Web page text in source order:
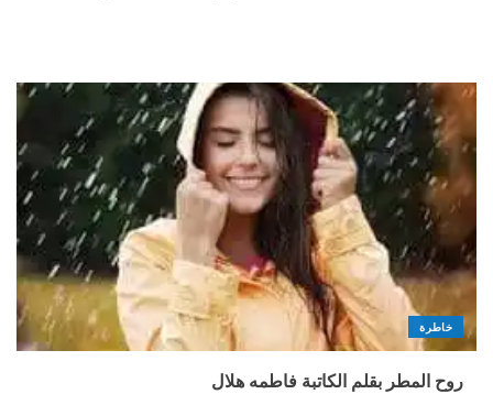
خاطرة
روح المطر بقلم الكاتبة فاطمه هلال